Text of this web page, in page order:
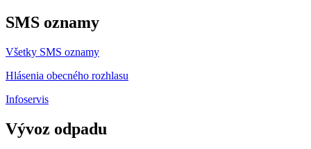
SMS oznamy
Všetky SMS oznamy
Hlásenia obecného rozhlasu
Infoservis
Vývoz odpadu